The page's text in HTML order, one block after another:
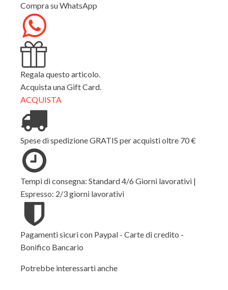
Compra su WhatsApp
Regala questo articolo.
Acquista una Gift Card.
ACQUISTA
Spese di spedizione GRATIS per acquisti oltre 70 €
Tempi di consegna: Standard 4/6 Giorni lavorativi |
Espresso: 2/3 giorni lavorativi
Pagamenti sicuri con Paypal - Carte di credito -
Bonifico Bancario
Potrebbe interessarti anche